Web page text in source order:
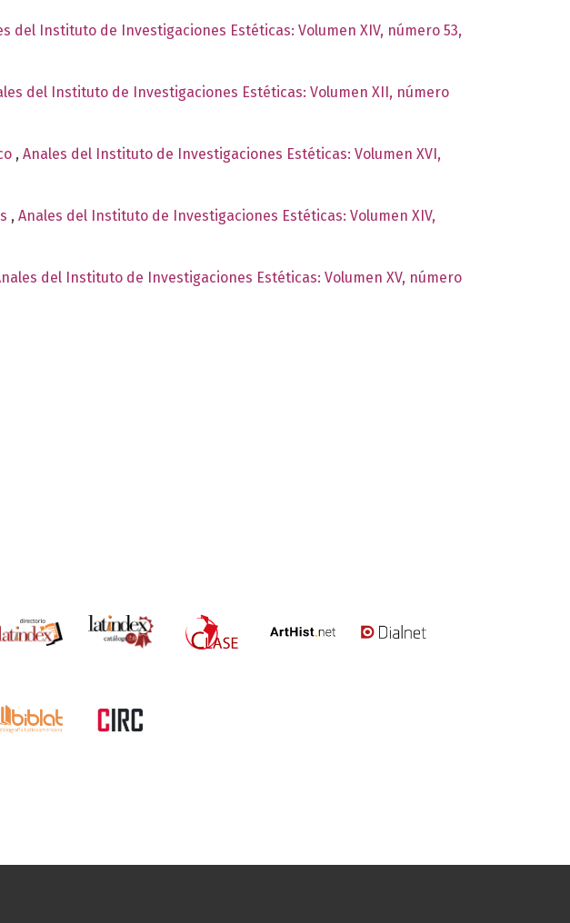
del Instituto de Investigaciones Estéticas: Volumen XIV, número 53,
del Instituto de Investigaciones Estéticas: Volumen XII, número
, Anales del Instituto de Investigaciones Estéticas: Volumen XVI,
, Anales del Instituto de Investigaciones Estéticas: Volumen XIV,
del Instituto de Investigaciones Estéticas: Volumen XV, número